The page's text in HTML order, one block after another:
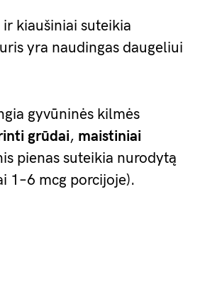
kiaušiniai suteikia
yra naudingas daugeliui
gyvūninės kilmės
grūdai, maistiniai
pienas suteikia nurodytą
1–6 mcg porcijoje).